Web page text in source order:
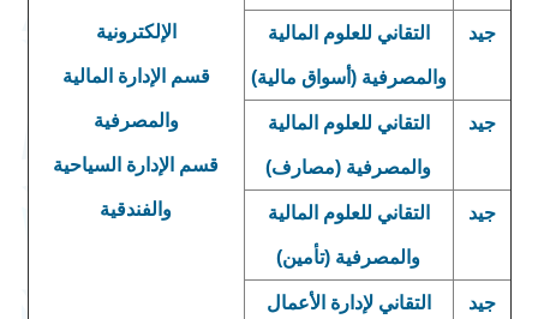
الإلكترونية
قسم الإدارة المالية
والمصرفية
قسم الإدارة السياحية
والفندقية
جيد التقاني للعلوم المالية
والمصرفية (أسواق مالية)
جيد التقاني للعلوم المالية
والمصرفية (مصارف)
جيد التقاني للعلوم المالية
والمصرفية (تأمين)
جيد التقاني لإدارة الأعمال